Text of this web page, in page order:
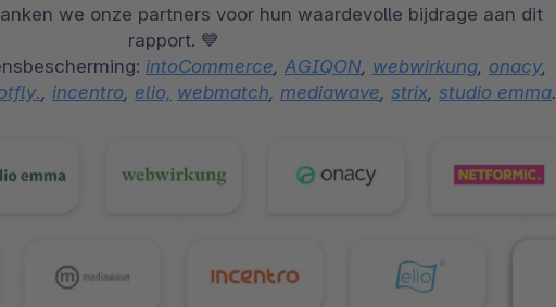
we onze partners voor hun waardevolle bijdrage aan dit
rapport. 💙
: intoCommerce, AGIQON, webwirkung, onacy,
, incentro, elio, webmatch, mediawave, strix, studio emma.